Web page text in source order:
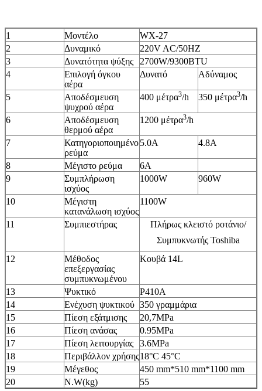
1 Μοντέλο
WX-27
2
Δυναμικό
220V AC/50HZ
3
Δυνατότητα ψύξης
2700W/9300BTU
4
Επιλογή όγκου
αέρα
Δυνατό Αδύναμος
5
Αποδέσμευση
ψυχρού αέρα
400 μέτρα3/h 350 μέτρα3/h
6
Αποδέσμευση
θερμού αέρα
1200 μέτρα3/h
7
Κατηγοριοποιημένο
ρεύμα
5.0Α 4.8Α
8 Μέγιστο ρεύμα
6Α
9
Συμπλήρωση
ισχύος
1000W 960W
10
Μέγιστη
κατανάλωση ισχύος
1100W
11 Συμπιεστήρας
Πλήρως κλειστό ροτάνιο/
Συμπυκνωτής Toshiba
12
Μέθοδος
επεξεργασίας
συμπυκνωμένου
Κουβά 14L
13 Ψυκτικό
Ρ410Α
14
Ενέχυση ψυκτικού 350 γραμμάρια
15
Πίεση εξάτμισης
20,7MPa
16
Πίεση ανάσας
0.95MPa
17
Πίεση λειτουργίας
3.6MPa
18
Περιβάλλον χρήσης18°C 45°C
19
Μέγεθος
450 mm*510 mm*1100 mm
20
N.W(kg)
55